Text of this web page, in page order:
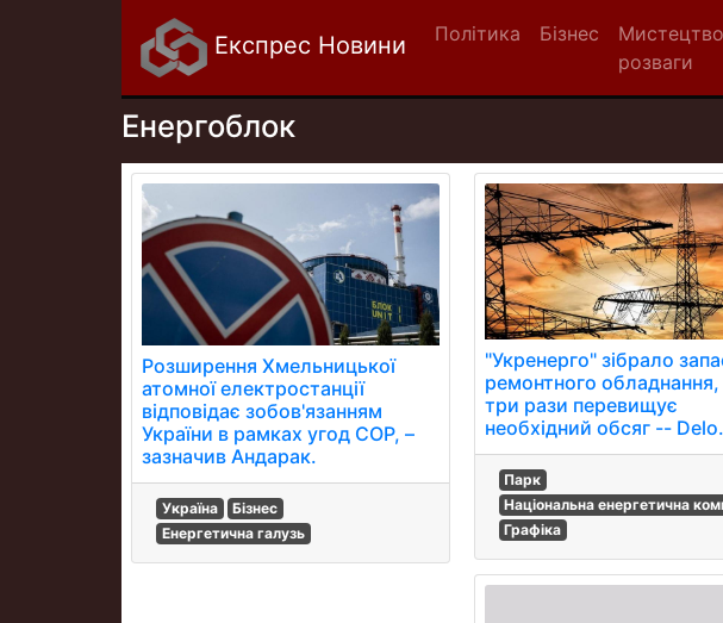
Експрес Новини Політика Бізнес
розваги
Енергоблок
Розширення Хмельницької
атомної електростанції
відповідає зобов'язанням
України в рамках угод СОР, –
зазначив Андарак.
Україна
Бізнес
Енергетична галузь
"Укренерго" зібрало
ремонтного
три рази перевищує
необхідний обсяг --
Парк
Національна енергетична
Графіка